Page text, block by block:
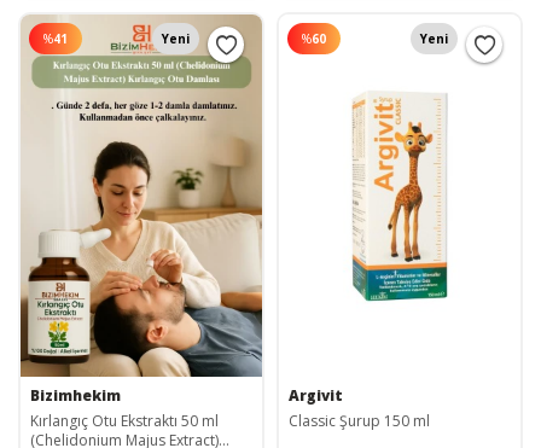
%41 Yeni
Bizimhekim
Kırlangıç Otu Ekstraktı 50 ml
(Chelidonium Majus Extract)
%60 Yeni
Argivit
Classic Şurup 150 ml